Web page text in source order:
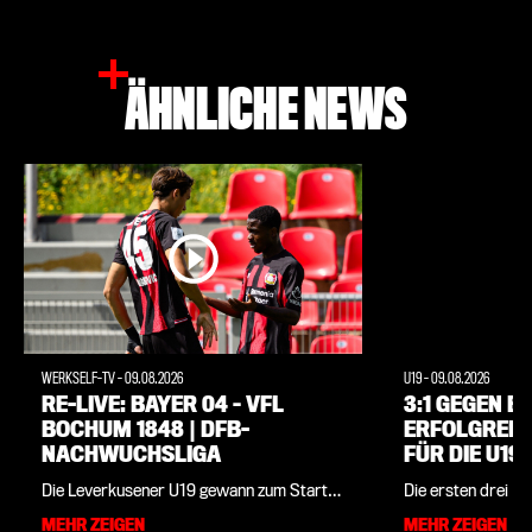
ÄHNLICHE NEWS
WERKSELF-TV-09.08.2026
RE-LIVE: BAYER 04 – VFL
BOCHUM 1848 | DFB-
NACHWUCHSLIGA
Die Leverkusener U19 gewann zum Start
MEHR ZEIGEN
U19-09.08.2026
3:1 GEGEN
FÜR DIE U19
Die ersten drei
MEHR ZEIGEN